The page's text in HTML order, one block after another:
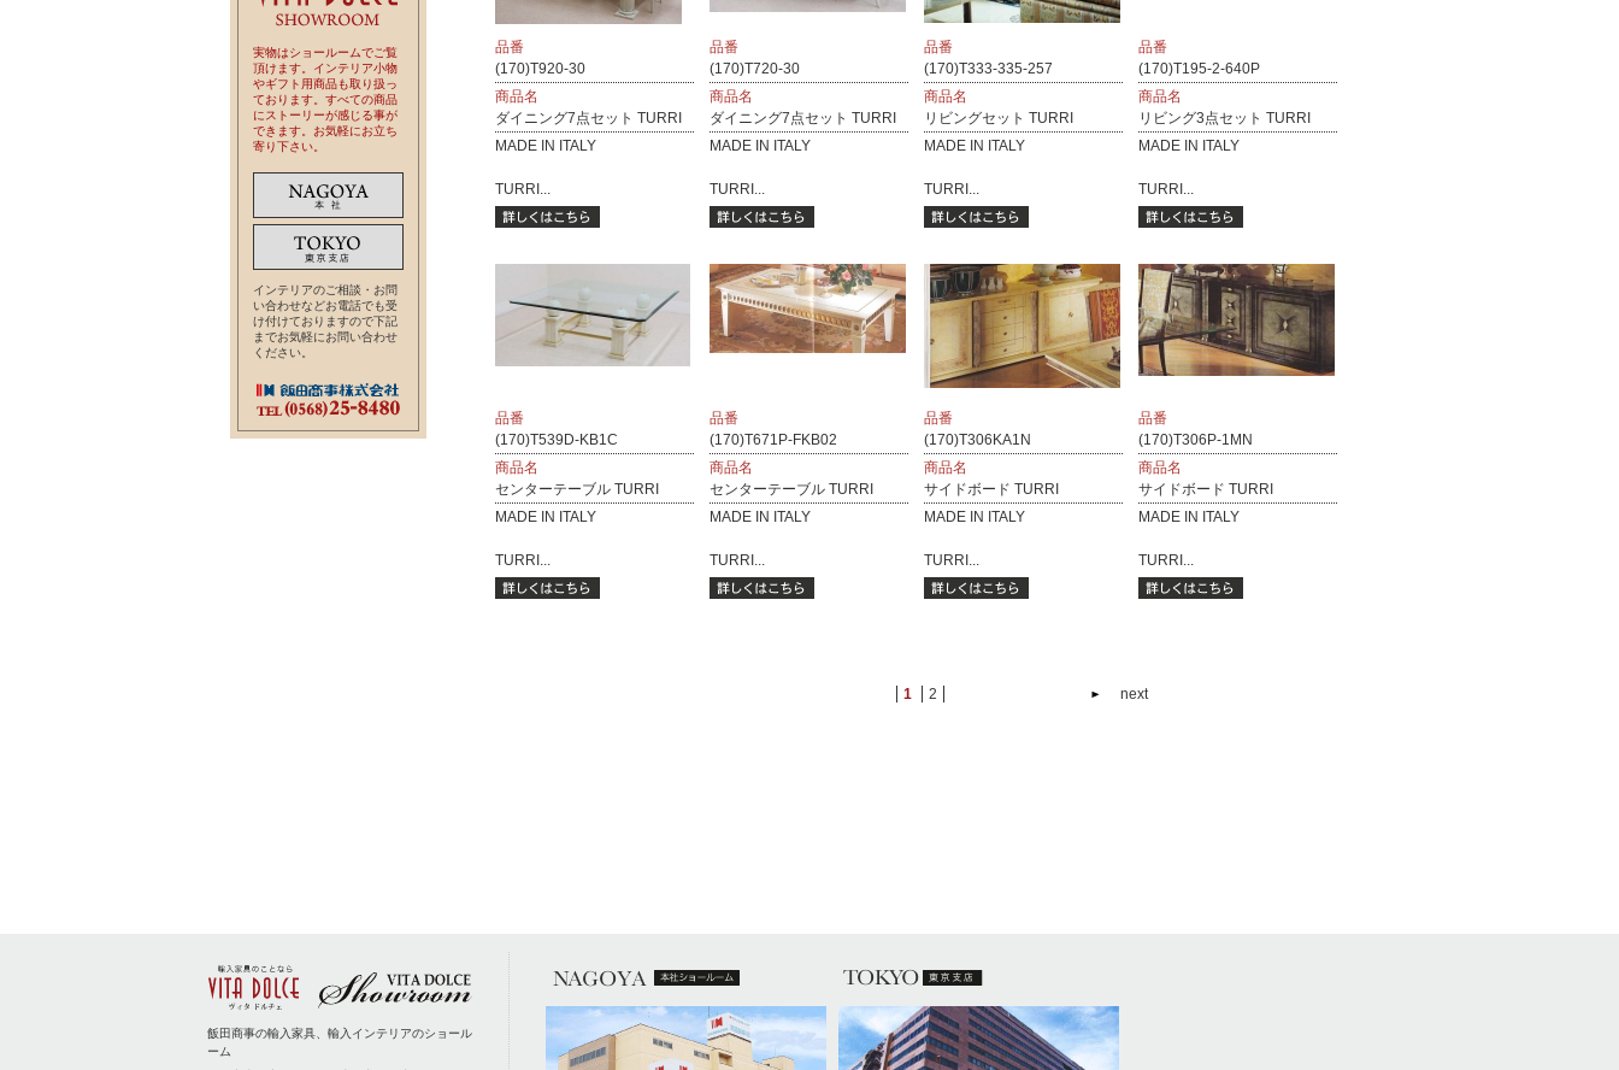
品番
(170)T920-30
商品名
ダイニング7点セット TURRI
MADE IN ITALY
TURRI...
品番
(170)T720-30
商品名
ダイニング7点セット TURRI
MADE IN ITALY
TURRI...
品番
(170)T333-335-257
商品名
リビングセット TURRI
MADE IN ITALY
TURRI...
品番
(170)T195-2-640P
商品名
リビング3点セット TURRI
MADE IN ITALY
TURRI...
品番
(170)T539D-KB1C
商品名
センターテーブル TURRI
MADE IN ITALY
TURRI...
品番
(170)T671P-FKB02
商品名
センターテーブル TURRI
MADE IN ITALY
TURRI...
品番
(170)T306KA1N
商品名
サイドボード TURRI
MADE IN ITALY
TURRI...
品番
(170)T306P-1MN
商品名
サイドボード TURRI
MADE IN ITALY
TURRI...
1 2 next
実物はショールームでご覧
頂けます。インテリア小物
やギフト用商品も取り扱っ
ております。すべての商品
にストーリーが感じる事が
できます。お気軽にお立ち
寄り下さい。
インテリアのご相談・お問
い合わせなどお電話でも受
け付けておりますので下記
までお気軽にお問い合わせ
ください。
飯田商事の輸入家具、輸入インテリアのショール
ーム